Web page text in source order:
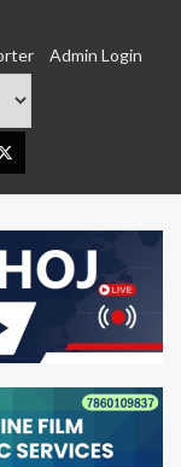
Admin Login
Twitter